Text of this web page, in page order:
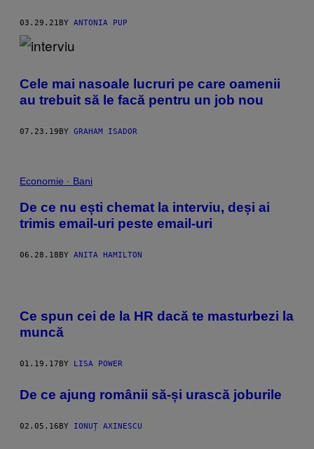
03.29.21 BY ANTONIA PUP
Cele mai nasoale lucruri pe care oamenii
au trebuit să le facă pentru un job nou
07.23.19BY GRAHAM ISADOR
Economie · Bani
De ce nu ești chemat la interviu, deși ai
trimis email-uri peste email-uri
06.28.18 BY ANITA HAMILTON
Ce spun cei de la HR dacă te masturbezi la
muncă
01.19.17BY LISA POWER
De ce ajung românii să-și urască joburile
02.05.16 BY IONUȚ AXINESCU